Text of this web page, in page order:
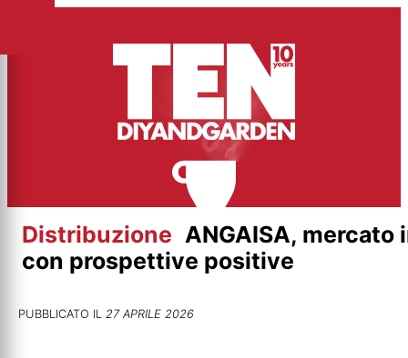
contenuto
Distribuzione ANGAISA, mercato
con prospettive positive
PUBBLICATO IL 27 APRILE 2026